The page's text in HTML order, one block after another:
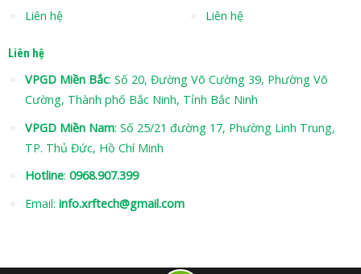
Liên hệ
Liên hệ
Liên hệ
VPGD Miền Bắc: Số 20, Đường Võ Cường 39, Phường Võ
Cường, Thành phố Bắc Ninh, Tỉnh Bắc Ninh
VPGD Miền Nam: Số 25/21 đường 17, Phường Linh Trung,
TP. Thủ Đức, Hồ Chí Minh
Hotline: 0968.907.399
Email: info.xrftech@gmail.com